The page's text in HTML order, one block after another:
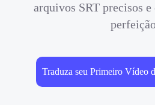
arquivos SRT precisos
Traduza seu Primeiro Vídeo